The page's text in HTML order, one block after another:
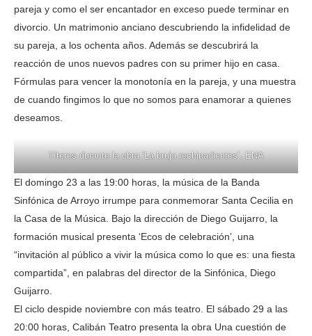
pareja y como el ser encantador en exceso puede terminar en
divorcio. Un matrimonio anciano descubriendo la infidelidad de
su pareja, a los ochenta años. Además se descubrirá la
reacción de unos nuevos padres con su primer hijo en casa.
Fórmulas para vencer la monotonía en la pareja, y una muestra
de cuando fingimos lo que no somos para enamorar a quienes
deseamos.
Títeres durante la obra ‘La bruja rechinadientes’. ENA
El domingo 23 a las 19:00 horas, la música de la Banda
Sinfónica de Arroyo irrumpe para conmemorar Santa Cecilia en
la Casa de la Música. Bajo la dirección de Diego Guijarro, la
formación musical presenta ‘Ecos de celebración’, una
“invitación al público a vivir la música como lo que es: una fiesta
compartida”, en palabras del director de la Sinfónica, Diego
Guijarro.
El ciclo despide noviembre con más teatro. El sábado 29 a las
20:00 horas, Calibán Teatro presenta la obra Una cuestión de